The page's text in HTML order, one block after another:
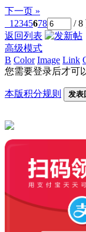
下一页 »
1 2345678 / 8
返回列表
高级模式
B Color Image Link
您需要登录后才可
本版积分规则 发表